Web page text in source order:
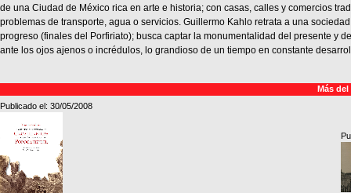
de una Ciudad de México rica en arte e historia; con casas, calles y comercios
problemas de transporte, agua o servicios. Guillermo Kahlo retrata a una
progreso (finales del Porfiriato); busca captar la monumentalidad del presente y
ante los ojos ajenos o incrédulos, lo grandioso de un tiempo en constante
Más del
Publicado el: 30/05/2008